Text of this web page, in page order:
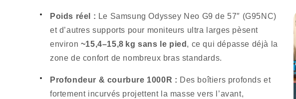
Poids réel : Le Samsung Odyssey Neo G9 de 57″ (G95NC)
et d’autres supports pour moniteurs ultra larges pèsent
environ ~15,4–15,8 kg sans le pied , ce qui dépasse déjà la
zone de confort de nombreux bras standards.
Profondeur & courbure 1000R : Des boîtiers profonds et
fortement incurvés projettent la masse vers l’avant,